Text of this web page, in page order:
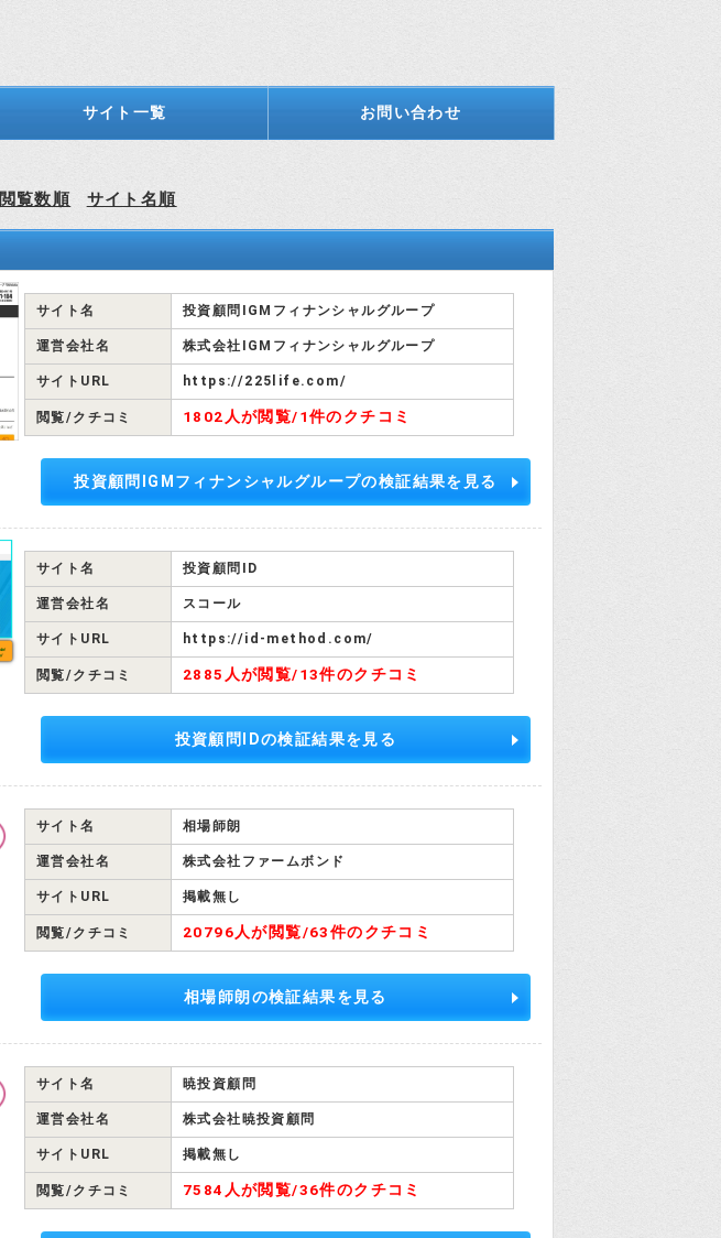
サイト一覧 お問い合わせ
閲覧数順 サイト名順
サイト名 投資顧問IGMフィナンシャルグループ
運営会社名 株式会社IGMフィナンシャルグループ
サイトURL https://225life.com/
閲覧/クチコミ 1802人が閲覧/1件のクチコミ
投資顧問IGMフィナンシャルグループの検証結果を見る
サイト名 投資顧問ID
運営会社名 スコール
サイトURL https://id-method.com/
閲覧/クチコミ 2885人が閲覧/13件のクチコミ
投資顧問IDの検証結果を見る
サイト名 相場師朗
運営会社名 株式会社ファームボンド
サイトURL 掲載無し
閲覧/クチコミ 20796人が閲覧/63件のクチコミ
相場師朗の検証結果を見る
サイト名 暁投資顧問
運営会社名 株式会社暁投資顧問
サイトURL 掲載無し
閲覧/クチコミ 7584人が閲覧/36件のクチコミ